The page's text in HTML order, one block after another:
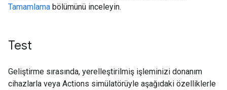
Tamamlama bölümünü inceleyin.
Test
Geliştirme sırasında, yerelleştirilmiş işleminizi donanım
cihazlarla veya Actions simülatörüyle aşağıdaki özelliklerle